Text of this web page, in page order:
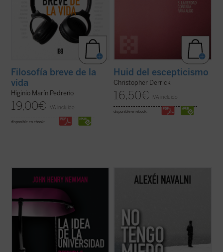
Filosofía breve de la
vida
Higinio Marín Pedreño
19,00€ IVA incluido
disponible en ebook:
Huid del escepticismo
Christopher Derrick
16,50€ IVA incluido
disponible en ebook:
sobre educación de Newman, una defensa
elocuente de la educación superior, del
un libro crucial en el que se ahonda acerca
(ver ficha)
Este libro reúne un conjunto de reflexiones
públicas y privadas de Alexei Navalni, el